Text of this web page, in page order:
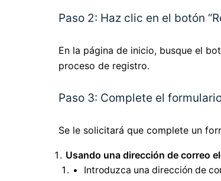
Paso 2: Haz clic en el botón
En la página de inicio, busque el
proceso de registro.
Paso 3: Complete el
Se le solicitará que complete un
Usando una dirección de correo
Introduzca una dirección de